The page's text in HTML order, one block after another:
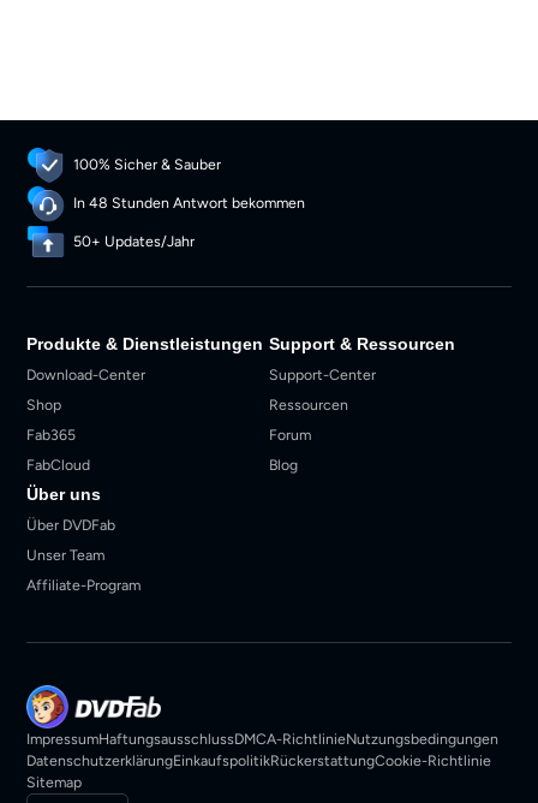
100% Sicher & Sauber
In 48 Stunden Antwort bekommen
50+ Updates/Jahr
Produkte & Dienstleistungen
Download-Center
Shop
Fab365
FabCloud
Support & Ressourcen
Support-Center
Ressourcen
Forum
Blog
Über uns
Über DVDFab
Unser Team
Affiliate-Program
ImpressumHaftungsausschlussDMCA-RichtlinieNutzungsbedingungen
DatenschutzerklärungEinkaufspolitikRückerstattungCookie-Richtlinie
Sitemap